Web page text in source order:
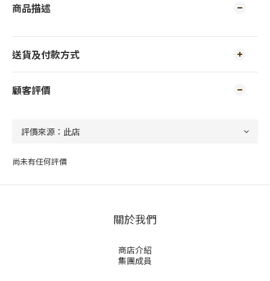
商品描述
送貨及付款方式
顧客評價
尚未有任何評價
關於我們
商店介紹
集團成員